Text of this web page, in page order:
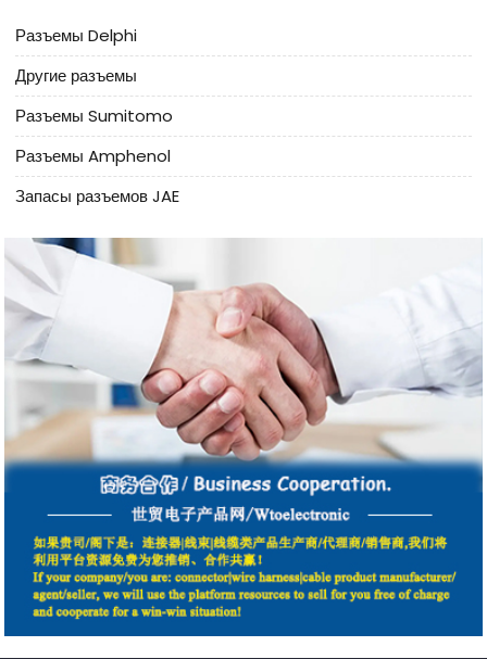
Разъемы Delphi
Другие разъемы
Разъемы Sumitomo
Разъемы Amphenol
Запасы разъемов JAE